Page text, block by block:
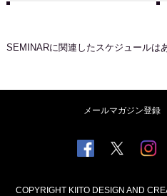
SEMINARに関連したスケジュールは
メールマガジン登録
COPYRIGHT KIITO DESIGN AND